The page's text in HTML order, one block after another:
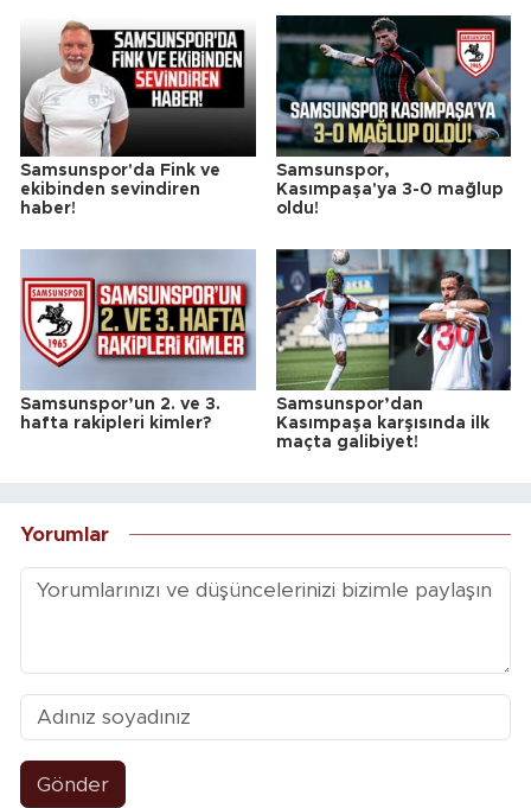
Samsunspor'da Fink ve
ekibinden sevindiren
haber!
Samsunspor,
Kasımpaşa'ya 3-0 mağlup
oldu!
Samsunspor’un 2. ve 3.
hafta rakipleri kimler?
Samsunspor’dan
Kasımpaşa karşısında ilk
maçta galibiyet!
Yorumlar
Gönder